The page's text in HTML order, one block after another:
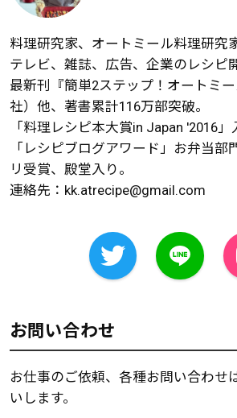
料理研究家、オートミール料理研究家
テレビ、雑誌、広告、企業のレシピ
最新刊『簡単2ステップ！オートミ
社）他、著書累計116万部突破。
「料理レシピ本大賞in Japan '2016」
「レシピブログアワード」お弁当部
リ受賞、殿堂入り。
連絡先： kk.atrecipe@gmail.com
お問い合わせ
お仕事のご依頼、各種お問い合わせ
いします。